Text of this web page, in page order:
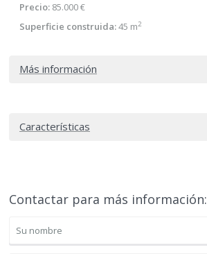
Precio: 85.000 €
Superficie construida:45 m2
Más información
Características
Contactar para más información: